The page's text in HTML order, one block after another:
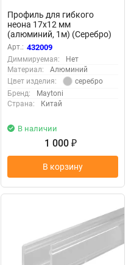
Профиль для гибкого
неона 17x12 мм
(алюминий, 1м) (Серебро)
432009
Арт.: 432009
Диммируемая:
Нет
Материал:
Алюминий
Цвет изделия:
серебро
Бренд:
Maytoni
Страна:
Китай
В наличии
1 000 ₽
В корзину